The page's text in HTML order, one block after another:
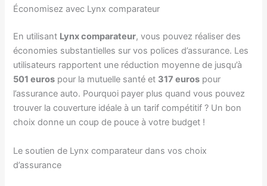
Économisez avec Lynx comparateur
En utilisant Lynx comparateur, vous pouvez réaliser des
économies substantielles sur vos polices d’assurance. Les
utilisateurs rapportent une réduction moyenne de jusqu’à
501 euros pour la mutuelle santé et 317 euros pour
l’assurance auto. Pourquoi payer plus quand vous pouvez
trouver la couverture idéale à un tarif compétitif ? Un bon
choix donne un coup de pouce à votre budget !
Le soutien de Lynx comparateur dans vos choix
d’assurance